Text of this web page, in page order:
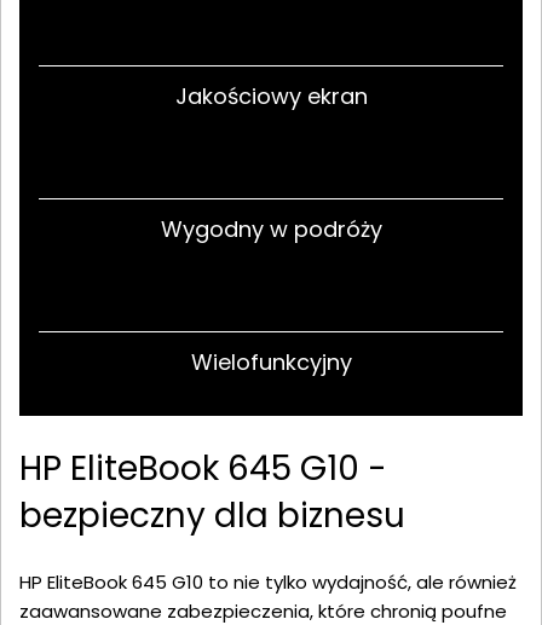
Jakościowy ekran
Wygodny w podróży
Wielofunkcyjny
HP EliteBook 645 G10 -
bezpieczny dla biznesu
HP EliteBook 645 G10 to nie tylko wydajność, ale również
zaawansowane zabezpieczenia, które chronią poufne